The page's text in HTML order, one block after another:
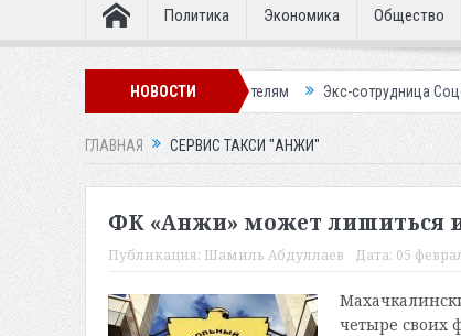
Политика Экономика Общество
НОВОСТИ
подставным покупателям Экс-сотрудница Соцфонда
ГЛАВНАЯ СЕРВИС ТАКСИ "АНЖИ"
ФК «Анжи» может лишиться
Публикация: Шамиль Абдуллаев Дата: 05
четыре своих